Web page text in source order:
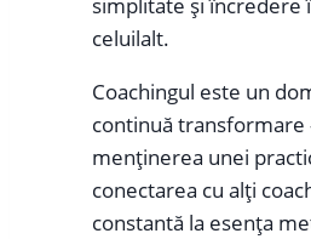
celuilalt.
Coachingul este un
continuă
menținerea unei
conectarea cu alți
constantă la esența